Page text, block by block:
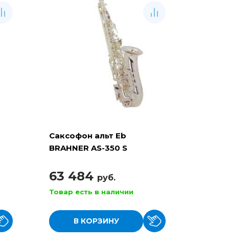
Саксофон альт Eb
BRAHNER AS-350 S
63 484 руб.
Товар есть в наличии
В КОРЗИНУ